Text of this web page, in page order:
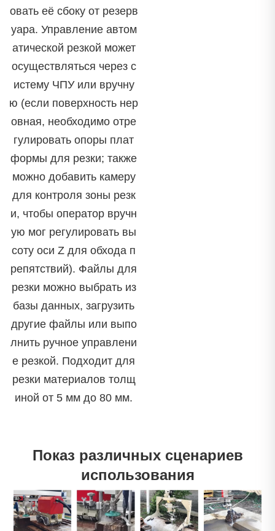
овать её сбоку от резерв
уара. Управление автом
атической резкой может
осуществляться через с
истему ЧПУ или вручну
ю (если поверхность нер
овная, необходимо отре
гулировать опоры плат
формы для резки; также
можно добавить камеру
для контроля зоны резк
и, чтобы оператор вручн
ую мог регулировать вы
соту оси Z для обхода п
репятствий). Файлы для
резки можно выбрать из
базы данных, загрузить
другие файлы или выпо
лнить ручное управлени
е резкой. Подходит для
резки материалов толщ
иной от 5 мм до 80 мм.
Показ различных сценариев
использования